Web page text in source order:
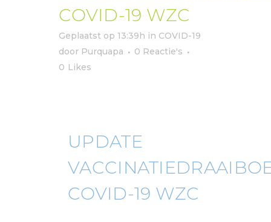
COVID-19 WZC
Geplaatst op 13:39h in COVID-19
door Purquapa
0 Reactie's
0 Likes
UPDATE
COVID-19 WZC